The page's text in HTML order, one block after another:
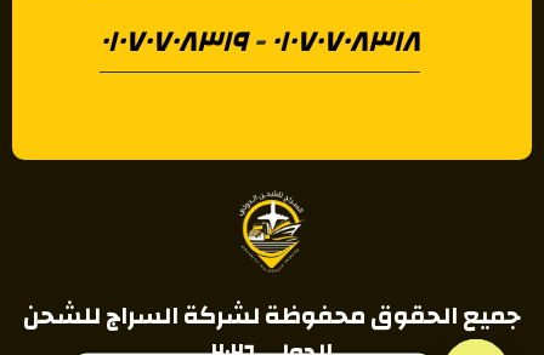
٠١٠٧٠٧٠٨٣١٨-٠١٠٧٠٧٠٨٣١٩
جميع الحقوق محفوظة لشركة السراج للشحن